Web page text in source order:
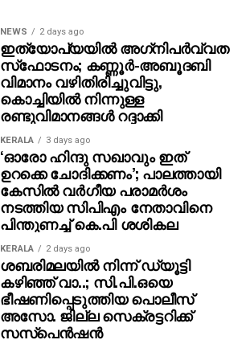
NEWS 2 days ago
ഇത്യോപ്യയില്‍ അഗ്‌നിപര്‍വ്വത
സ്‌ഫോടനം; കണ്ണൂർ-അബൂദബി
വിമാനം വഴിതിരിച്ചുവിട്ടു,
കൊച്ചിയിൽ നിന്നുള്ള
രണ്ടുവിമാനങ്ങൾ റദ്ദാക്കി
KERALA 3 days ago
‘ഓരോ ഹിന്ദു സഖാവും ഇത്
ഉറക്കെ ചോദിക്കണം’; പാലത്തായി
കേസിൽ വർഗീയ പരാമർശം
നടത്തിയ സിപിഎം നേതാവിനെ
പിന്തുണച്ച് കെ.പി ശശികല
KERALA 2 days ago
ശബരിമലയില്‍ നിന്ന് ഡ്യൂട്ടി
കഴിഞ്ഞ് വാ..; സി.പി.ഒയെ
ഭീഷണിപ്പെടുത്തിയ പൊലീസ്
അസോ. ജില്ല സെക്രട്ടറിക്ക്
സസ്‌പെന്‍ഷന്‍